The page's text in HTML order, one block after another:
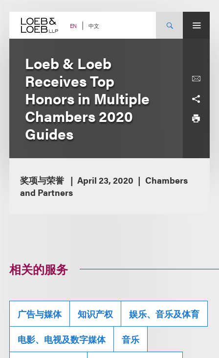
content EN 中文
Loeb & Loeb
Receives Top
Honors in Multiple
Chambers 2020
Guides
奖项与荣誉 April 23, 2020
Chambers
and Partners
相关的服务
广告与媒体 知识产权 娱乐、音乐及体育
电影、电视及数字媒体 音乐